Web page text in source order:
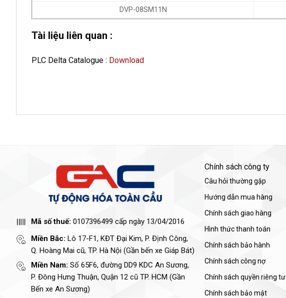
DVP-08SM11N
Tài liệu liên quan :
PLC Delta Catalogue : Download
Mã số thuế: 0107396499 cấp ngày 13/04/2016
Miền Bắc: Lô 17-F1, KĐT Đại Kim, P. Định Công,
Q. Hoàng Mai cũ, TP. Hà Nội (Gần bến xe Giáp Bát)
Miền Nam: Số 65F6, đường DD9 KDC An Sương,
P. Đông Hưng Thuận, Quận 12 cũ TP. HCM (Gần
Bến xe An Sương)
Chính sách công ty
Câu hỏi thường gặp
Hướng dẫn mua hàng
Chính sách giao hàng
Hình thức thanh toán
Chính sách bảo hành
Chính sách công nợ
Chính sách quyền riêng tư
Chính sách bảo mật